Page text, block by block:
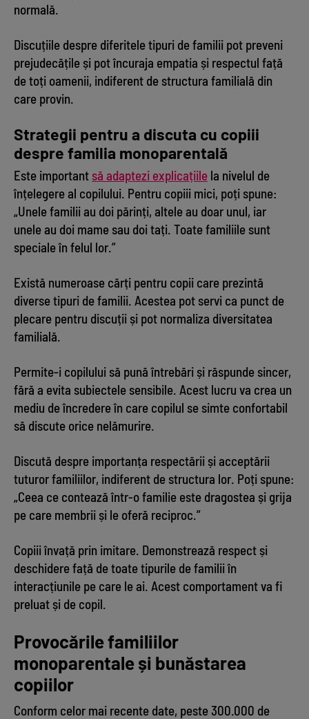
normală.
Discuțiile despre diferitele tipuri de familii pot preveni
prejudecățile și pot încuraja empatia și respectul față
de toți oamenii, indiferent de structura familială din
care provin.
Strategii pentru a discuta cu copiii
despre familia monoparentală
Este important să adaptezi explicațiile la nivelul de
înțelegere al copilului. Pentru copiii mici, poți spune:
„Unele familii au doi părinți, altele au doar unul, iar
unele au doi mame sau doi tați. Toate familiile sunt
speciale în felul lor.”
Există numeroase cărți pentru copii care prezintă
diverse tipuri de familii. Acestea pot servi ca punct de
plecare pentru discuții și pot normaliza diversitatea
familială.
Permite-i copilului să pună întrebări și răspunde sincer,
fără a evita subiectele sensibile. Acest lucru va crea un
mediu de încredere în care copilul se simte confortabil
să discute orice nelămurire.
Discută despre importanța respectării și acceptării
tuturor familiilor, indiferent de structura lor. Poți spune:
„Ceea ce contează într-o familie este dragostea și grija
pe care membrii și le oferă reciproc.”
Copiii învață prin imitare. Demonstrează respect și
deschidere față de toate tipurile de familii în
interacțiunile pe care le ai. Acest comportament va fi
preluat și de copil.
Provocările familiilor
monoparentale și bunăstarea
copiilor
Conform celor mai recente date, peste 300.000 de